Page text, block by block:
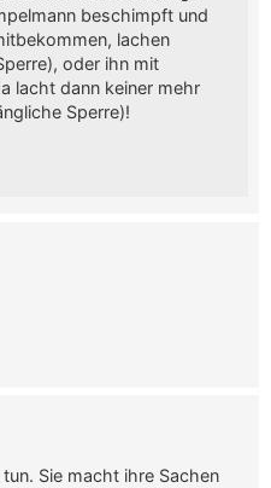
beschimpft und
lachen
oder ihn mit
lacht dann keiner mehr
Sperre)!
Sie macht ihre Sachen